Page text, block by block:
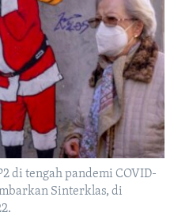
di tengah pandemi COVID-
Sinterklas, di